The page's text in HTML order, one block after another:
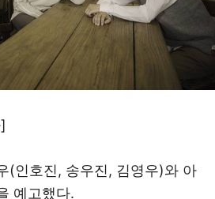
(인호진, 송우진, 김영우)와 아
예고했다.